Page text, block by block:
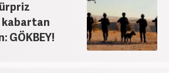
kabartan
GÖKBEY!